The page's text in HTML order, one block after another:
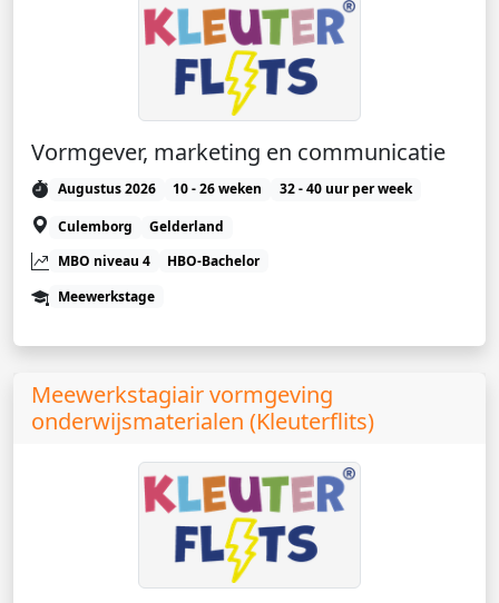
Vormgever, marketing en communicatie
Augustus 2026 10 - 26 weken
32 - 40 uur per week
Culemborg
Gelderland
MBO niveau 4
HBO-Bachelor
Meewerkstage
Meewerkstagiair vormgeving
onderwijsmaterialen (Kleuterflits)